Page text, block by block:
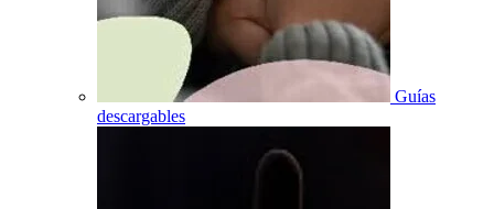
Guías
descargables